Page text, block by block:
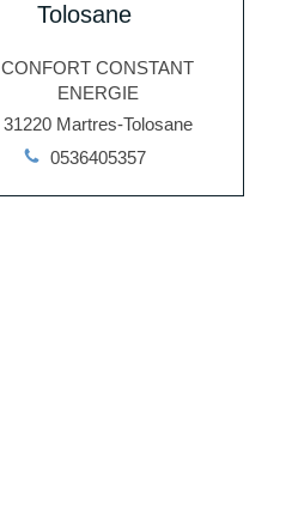
Tolosane
CONFORT CONSTANT
ENERGIE
31220 Martres-Tolosane
0536405357